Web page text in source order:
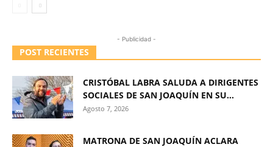
- Publicidad -
POST RECIENTES
CRISTÓBAL LABRA SALUDA A DIRIGENTES
SOCIALES DE SAN JOAQUÍN EN SU...
Agosto 7, 2026
MATRONA DE SAN JOAQUÍN ACLARA